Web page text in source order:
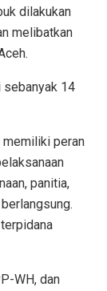
dilakukan
melibatkan
sebanyak 14
memiliki peran
panitia,
WH, dan